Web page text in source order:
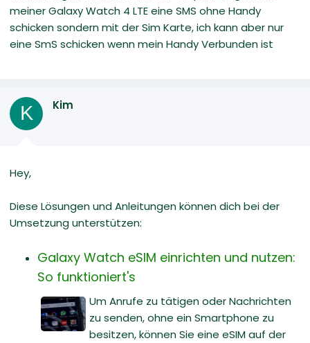
meiner Galaxy Watch 4 LTE eine SMS ohne Handy
schicken sondern mit der Sim Karte, ich kann aber nur
eine SmS schicken wenn mein Handy Verbunden ist
K Kim
Hey,
Diese Lösungen und Anleitungen können dich bei der
Umsetzung unterstützen:
Galaxy Watch eSIM einrichten und nutzen:
So funktioniert's
Um Anrufe zu tätigen oder Nachrichten
zu senden, ohne ein Smartphone zu
besitzen, können Sie eine eSIM auf der